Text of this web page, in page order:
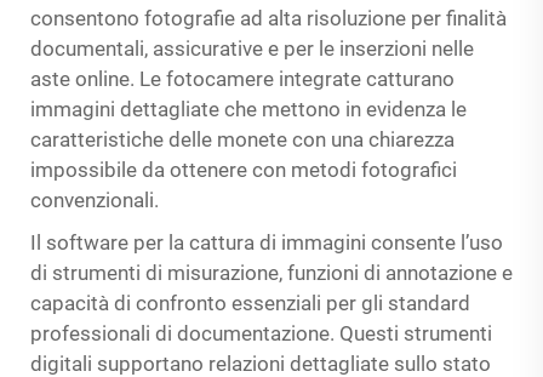
consentono fotografie ad alta risoluzione per finalità
documentali, assicurative e per le inserzioni nelle
aste online. Le fotocamere integrate catturano
immagini dettagliate che mettono in evidenza le
caratteristiche delle monete con una chiarezza
impossibile da ottenere con metodi fotografici
convenzionali.
Il software per la cattura di immagini consente l’uso
di strumenti di misurazione, funzioni di annotazione e
capacità di confronto essenziali per gli standard
professionali di documentazione. Questi strumenti
digitali supportano relazioni dettagliate sullo stato